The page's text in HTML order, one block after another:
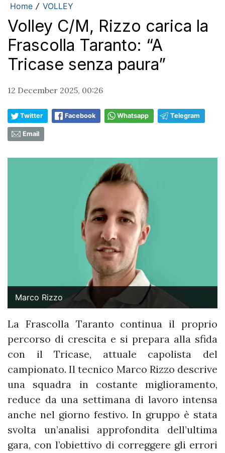
Home / VOLLEY
Volley C/M, Rizzo carica la
Frascolla Taranto: “A
Tricase senza paura”
12 December 2025, 00:26
Twitter Facebook Whatsapp Telegram
Email
Marco Rizzo
La Frascolla Taranto continua il proprio
percorso di crescita e si prepara alla sfida
con il Tricase, attuale capolista del
campionato. Il tecnico Marco Rizzo descrive
una squadra in costante miglioramento,
reduce da una settimana di lavoro intensa
anche nel giorno festivo. In gruppo è stata
svolta un’analisi approfondita dell’ultima
gara, con l’obiettivo di correggere gli errori